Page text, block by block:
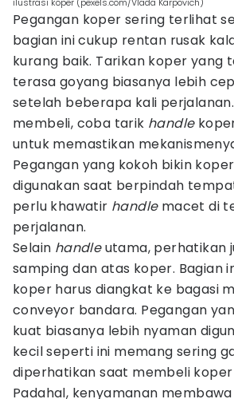
Pegangan koper sering terlihat
bagian ini cukup rentan rusak
kurang baik. Tarikan koper yang
terasa goyang biasanya lebih
setelah beberapa kali
membeli, coba tarik handle
untuk memastikan
Pegangan yang kokoh bikin
digunakan saat berpindah
perlu khawatir handlemacet di
perjalanan.
Selain handleutama, perhatikan
samping dan atas koper. Bagian
koper harus diangkat ke bagasi
conveyor bandara. Pegangan
kuat biasanya lebih nyaman
kecil seperti ini memang sering
diperhatikan saat membeli
Padahal, kenyamanan